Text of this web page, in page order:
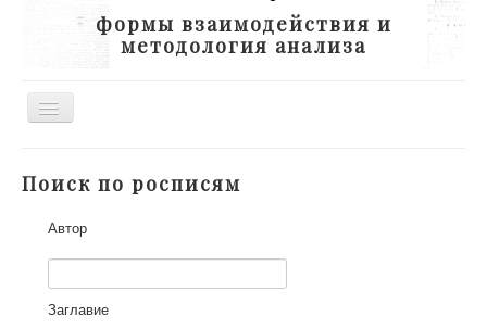
формы взаимодействия и
методология анализа
Toggle
Участники
Научная работа
Поиск по росписям
Автор
Заглавие